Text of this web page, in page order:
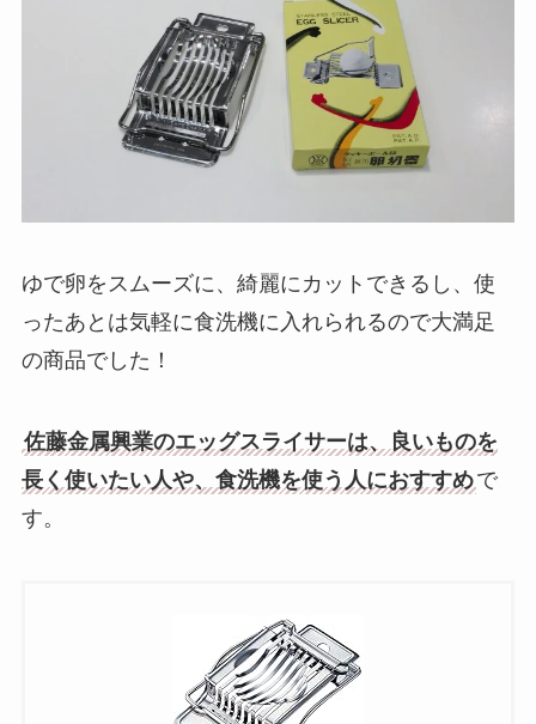
ゆで卵をスムーズに、綺麗にカットできるし、使
ったあとは気軽に食洗機に入れられるので大満足
の商品でした！
佐藤金属興業のエッグスライサーは、良いものを
長く使いたい人や、食洗機を使う人におすすめで
す。